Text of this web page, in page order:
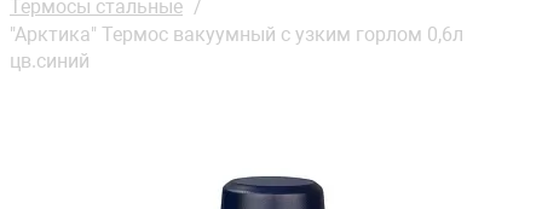
Термосы стальные
"Арктика" Термос вакуумный с узким горлом 0,6л
цв.синий